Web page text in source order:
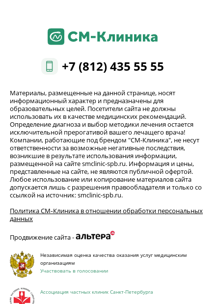
+7 (812) 435 55 55
Материалы, размещенные на данной странице, носят
информационный характер и предназначены для
образовательных целей. Посетители сайта не должны
использовать их в качестве медицинских рекомендаций.
Определение диагноза и выбор методики лечения остается
исключительной прерогативой вашего лечащего врача!
Компании, работающие под брендом "СМ-Клиника", не несут
ответственности за возможные негативные последствия,
возникшие в результате использования информации,
размещенной на сайте smclinic-spb.ru. Информация и цены,
представленные на сайте, не являются публичной офертой.
Любое использование или копирование материалов сайта
допускается лишь с разрешения правообладателя и только со
ссылкой на источник: smclinic-spb.ru.
Политика СМ‑Клиника в отношении обработки персональных
данных
Продвижение сайта -
Независимая оценка качества оказания услуг медицинским
организациям
Участвовать в голосовании
Ассоциация частных клиник Санкт-Петербурга